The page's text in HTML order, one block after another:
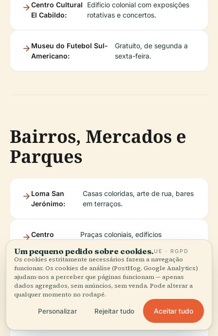
Centro Cultural
El Cabildo:
Edifício colonial com exposições
rotativas e concertos.
Museu do Futebol Sul-
Americano:
Gratuito, de segunda a
sexta-feira.
Bairros, Mercados e
Parques
Loma San
Jerónimo:
Casas coloridas, arte de rua, bares
em terraços.
Centro
Praças coloniais, edifícios
Mercado
4:
Maior mercado ao ar livre; ideal para
souvenirs e comida local.
La
Calçadão à beira-rio para caminhadas e
Um pequeno pedido sobre cookies.UE · RGPD
Os cookies estritamente necessários fazem a navegação
funcionar. Os cookies de análise (PostHog, Google Analytics)
ajudam-nos a perceber que páginas funcionam — apenas
dados agregados, sem anúncios, sem venda. Pode alterar a
qualquer momento no rodapé.
Personalizar Rejeitar tudo Aceitar tudo